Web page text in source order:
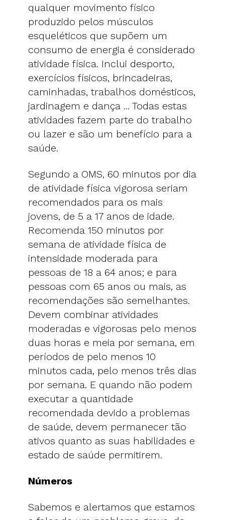
qualquer movimento físico
produzido pelos músculos
esqueléticos que supõem um
consumo de energia é considerado
atividade física. Inclui desporto,
exercícios físicos, brincadeiras,
caminhadas, trabalhos domésticos,
jardinagem e dança ... Todas estas
atividades fazem parte do trabalho
ou lazer e são um benefício para a
saúde.
Segundo a OMS, 60 minutos por dia
de atividade física vigorosa seriam
recomendados para os mais
jovens, de 5 a 17 anos de idade.
Recomenda 150 minutos por
semana de atividade física de
intensidade moderada para
pessoas de 18 a 64 anos; e para
pessoas com 65 anos ou mais, as
recomendações são semelhantes.
Devem combinar atividades
moderadas e vigorosas pelo menos
duas horas e meia por semana, em
períodos de pelo menos 10
minutos cada, pelo menos três dias
por semana. E quando não podem
executar a quantidade
recomendada devido a problemas
de saúde, devem permanecer tão
ativos quanto as suas habilidades e
estado de saúde permitirem.
Números
Sabemos e alertamos que estamos